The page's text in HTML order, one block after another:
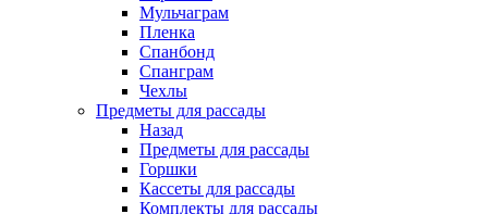
Мульчаграм
Пленка
Спанбонд
Спанграм
Чехлы
Предметы для рассады
Назад
Предметы для рассады
Горшки
Кассеты для рассады
Комплекты для рассады